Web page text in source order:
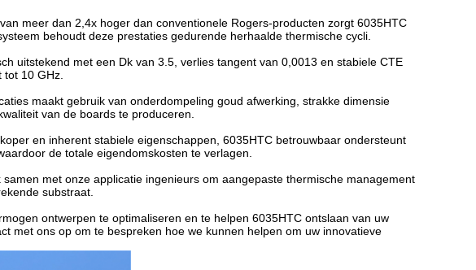
meer dan 2,4x hoger dan conventionele Rogers-producten zorgt 6035HTC
behoudt deze prestaties gedurende herhaalde thermische cycli.
uitstekend met een Dk van 3.5, verlies tangent van 0,0013 en stabiele CTE
10 GHz.
maakt gebruik van onderdompeling goud afwerking, strakke dimensie
van de boards te produceren.
en inherent stabiele eigenschappen, 6035HTC betrouwbaar ondersteunt
de totale eigendomskosten te verlagen.
met onze applicatie ingenieurs om aangepaste thermische management
substraat.
ontwerpen te optimaliseren en te helpen 6035HTC ontslaan van uw
met ons op om te bespreken hoe we kunnen helpen om uw innovatieve